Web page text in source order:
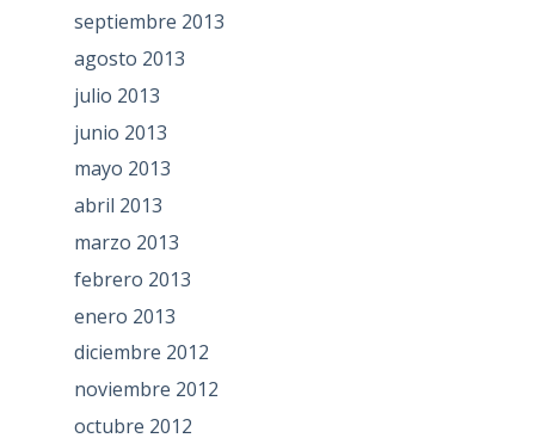
septiembre 2013
agosto 2013
julio 2013
junio 2013
mayo 2013
abril 2013
marzo 2013
febrero 2013
enero 2013
diciembre 2012
noviembre 2012
octubre 2012